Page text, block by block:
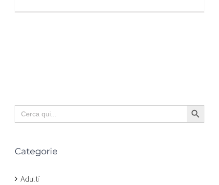
Search
for:
Search Button
Categorie
Adulti